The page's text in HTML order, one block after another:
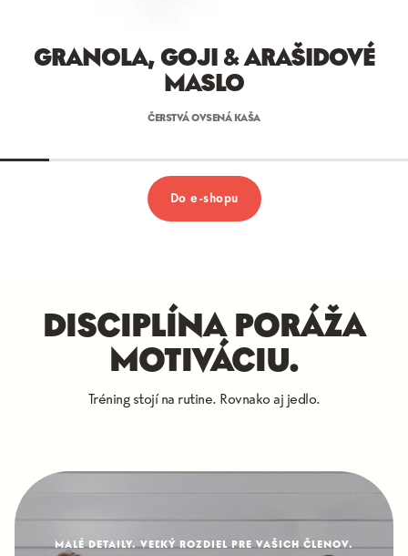
GRANOLA, GOJI & ARAŠIDOVÉ
MASLO
ČERSTVÁ OVSENÁ KAŠA
Do e-shopu
DISCIPLÍNA PORÁŽA
MOTIVÁCIU.
Tréning stojí na rutine. Rovnako aj jedlo.
MALÉ DETAILY. VEĽKÝ ROZDIEL PRE VAŠICH ČLENOV.